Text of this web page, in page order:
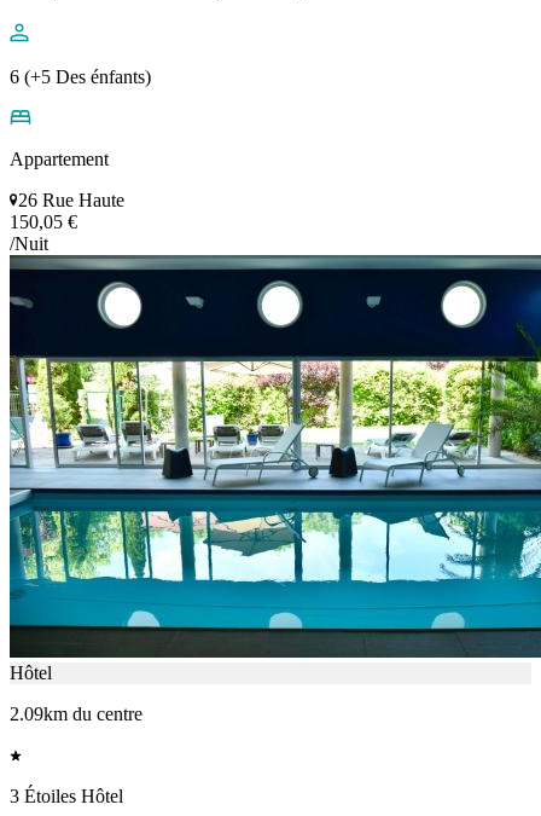
6 (+5 Des énfants)
Appartement
26 Rue Haute
150,05 €
/Nuit
Hôtel
2.09km du centre
3 Étoiles Hôtel